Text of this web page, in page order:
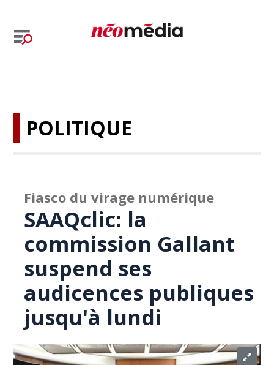
POLITIQUE
Fiasco du virage numérique
SAAQclic: la
commission Gallant
suspend ses
audicences publiques
jusqu'à lundi